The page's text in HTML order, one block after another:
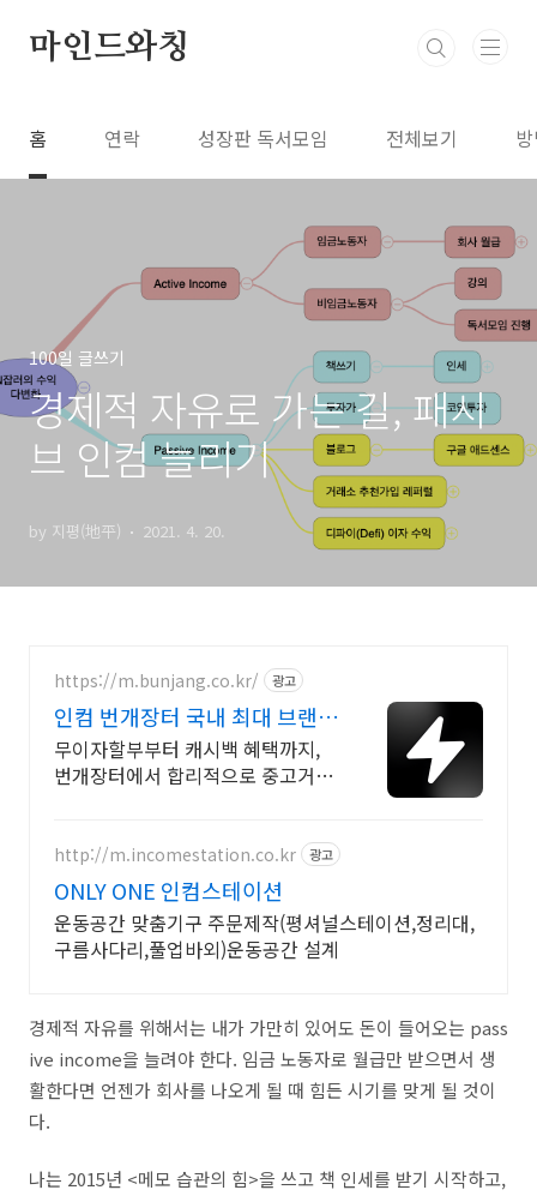
마인드와칭
홈 연락 성장판 독서모임 전체보기
100일 글쓰기
경제적 자유로 가는 길, 패시
브 인컴 늘리기
by 지평(地平) 2021. 4. 20.
https://m.bunjang.co.kr/ 광고
인컴 번개장터 국내 최대 브랜드
중고거래
무이자할부부터 캐시백 혜택까지,
번개장터에서 합리적으로 중고거래
신규 상품 업로드
http://m.incomestation.co.kr 광고
ONLY ONE 인컴스테이션
운동공간 맞춤기구 주문제작(평셔널스테이션,정리대,
구름사다리,풀업바외)운동공간 설계
경제적 자유를 위해서는 내가 가만히 있어도 돈이 들어오는 pass
ive income을 늘려야 한다. 임금 노동자로 월급만 받으면서 생
활한다면 언젠가 회사를 나오게 될 때 힘든 시기를 맞게 될 것이
다.
나는 2015년 <메모 습관의 힘>을 쓰고 책 인세를 받기 시작하고,